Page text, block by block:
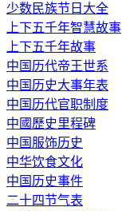
少数民族节日大全
上下五千年智慧故事
上下五千年故事
中国历代帝王世系
中国历史大事年表
中国历代官职制度
中國歷史里程碑
中国服饰历史
中华饮食文化
中国历史事件
二十四节气表